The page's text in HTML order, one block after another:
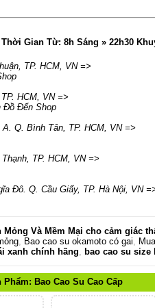
Gian Từ: 8h Sáng » 22h30
, TP. HCM, VN=>
TP. HCM, VN=>
Đồ Đến Shop
A. Q. Bình Tân, TP. HCM, VN=>
, TP. HCM, VN=>
Đô. Q. Cầu Giấy, TP. Hà Nội, VN
Và Mềm Mại cho cảm giác
, Bao cao su okamoto có gai,
xanh chính hãng, bao cao su size
Phẩm: Bao Cao Su Cao Cấp